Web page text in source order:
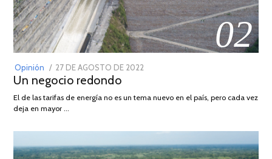
02
Opinión
POSTED
ON
27 DE AGOSTO DE 2022
Un negocio redondo
El de las tarifas de energía no es un tema nuevo en el país, pero cada vez
deja en mayor …